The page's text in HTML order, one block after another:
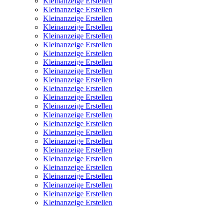
Kleinanzeige Erstellen
Kleinanzeige Erstellen
Kleinanzeige Erstellen
Kleinanzeige Erstellen
Kleinanzeige Erstellen
Kleinanzeige Erstellen
Kleinanzeige Erstellen
Kleinanzeige Erstellen
Kleinanzeige Erstellen
Kleinanzeige Erstellen
Kleinanzeige Erstellen
Kleinanzeige Erstellen
Kleinanzeige Erstellen
Kleinanzeige Erstellen
Kleinanzeige Erstellen
Kleinanzeige Erstellen
Kleinanzeige Erstellen
Kleinanzeige Erstellen
Kleinanzeige Erstellen
Kleinanzeige Erstellen
Kleinanzeige Erstellen
Kleinanzeige Erstellen
Kleinanzeige Erstellen